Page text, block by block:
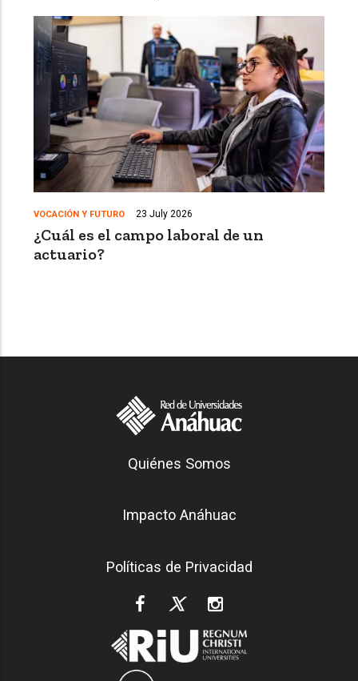
VOCACIÓN Y FUTURO 23 July 2026
¿Cuál es el campo laboral de un
actuario?
Generación Anáhuac
Quiénes Somos
Impacto Anáhuac
Políticas de Privacidad